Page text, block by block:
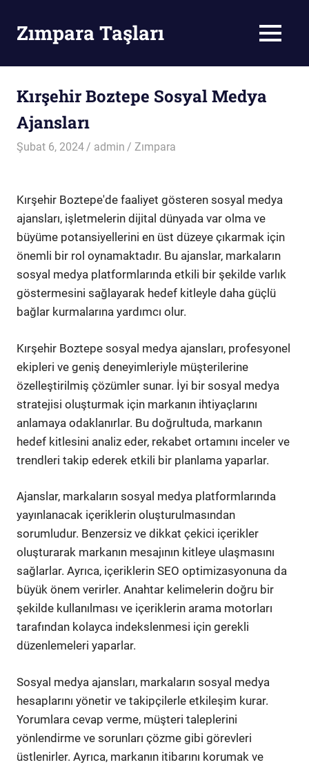
contentZımpara Taşları MENU
Kırşehir Boztepe Sosyal Medya
Ajansları
Şubat 6, 2024 admin Zımpara
Kırşehir Boztepe'de faaliyet gösteren sosyal medya
ajansları, işletmelerin dijital dünyada var olma ve
büyüme potansiyellerini en üst düzeye çıkarmak için
önemli bir rol oynamaktadır. Bu ajanslar, markaların
sosyal medya platformlarında etkili bir şekilde varlık
göstermesini sağlayarak hedef kitleyle daha güçlü
bağlar kurmalarına yardımcı olur.
Kırşehir Boztepe sosyal medya ajansları, profesyonel
ekipleri ve geniş deneyimleriyle müşterilerine
özelleştirilmiş çözümler sunar. İyi bir sosyal medya
stratejisi oluşturmak için markanın ihtiyaçlarını
anlamaya odaklanırlar. Bu doğrultuda, markanın
hedef kitlesini analiz eder, rekabet ortamını inceler ve
trendleri takip ederek etkili bir planlama yaparlar.
Ajanslar, markaların sosyal medya platformlarında
yayınlanacak içeriklerin oluşturulmasından
sorumludur. Benzersiz ve dikkat çekici içerikler
oluşturarak markanın mesajının kitleye ulaşmasını
sağlarlar. Ayrıca, içeriklerin SEO optimizasyonuna da
büyük önem verirler. Anahtar kelimelerin doğru bir
şekilde kullanılması ve içeriklerin arama motorları
tarafından kolayca indekslenmesi için gerekli
düzenlemeleri yaparlar.
Sosyal medya ajansları, markaların sosyal medya
hesaplarını yönetir ve takipçilerle etkileşim kurar.
Yorumlara cevap verme, müşteri taleplerini
yönlendirme ve sorunları çözme gibi görevleri
üstlenirler. Ayrıca, markanın itibarını korumak ve